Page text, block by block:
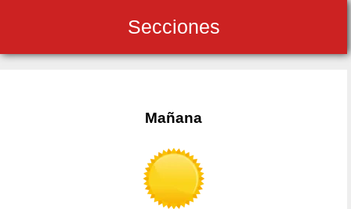
Secciones
Mañana